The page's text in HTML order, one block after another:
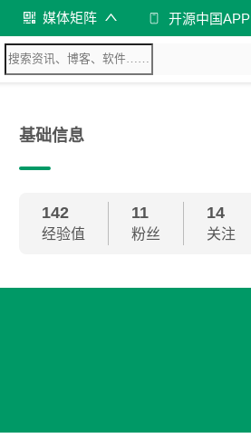
媒体矩阵 开源中国APP
基础信息
142
经验值
11
粉丝
14
关注